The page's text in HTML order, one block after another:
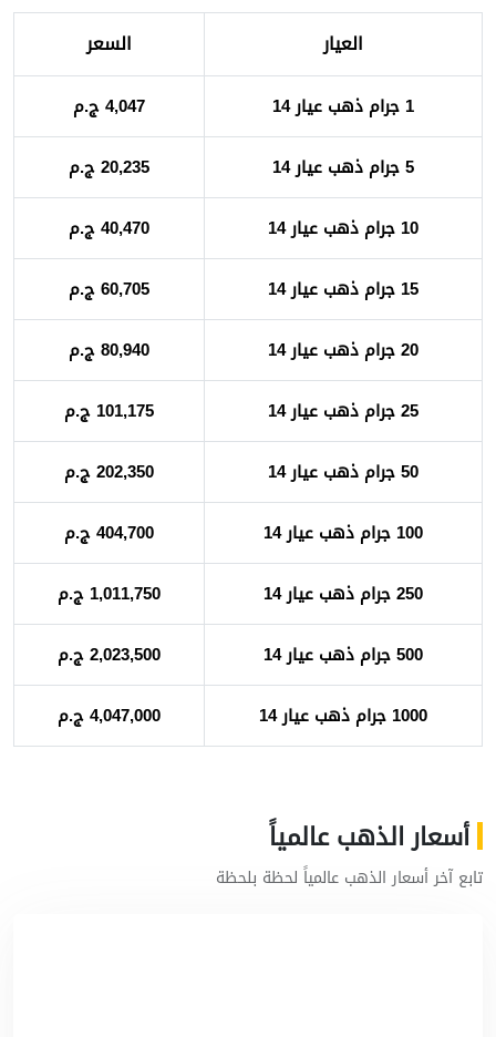
العيار السعر
1 جرام ذهب عيار 14
4,047 ج.م
5 جرام ذهب عيار 14
20,235 ج.م
10 جرام ذهب عيار 14
40,470 ج.م
15 جرام ذهب عيار 14
60,705 ج.م
20 جرام ذهب عيار 14
80,940 ج.م
25 جرام ذهب عيار 14
101,175 ج.م
50 جرام ذهب عيار 14
202,350 ج.م
100 جرام ذهب عيار 14
404,700 ج.م
250 جرام ذهب عيار 14
1,011,750 ج.م
500 جرام ذهب عيار 14
2,023,500 ج.م
1000 جرام ذهب عيار 14
4,047,000 ج.م
أسعار الذهب عالمياً
تابع آخر أسعار الذهب عالمياً لحظة بلحظة